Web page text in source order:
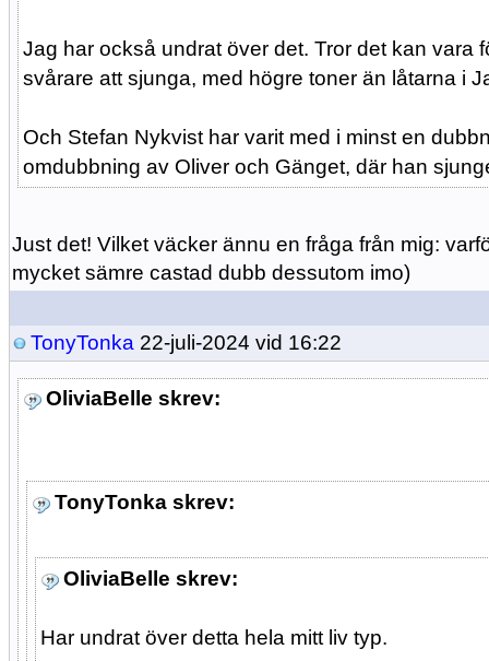
Jag har också undrat över det. Tror det kan vara
svårare att sjunga, med högre toner än låtarna i
Och Stefan Nykvist har varit med i minst en
omdubbning av Oliver och Gänget, där han
Just det! Vilket väcker ännu en fråga från mig:
mycket sämre castad dubb dessutom imo)
TonyTonka 22-juli-2024 vid 16:22
OliviaBelle skrev:
TonyTonka skrev:
OliviaBelle skrev:
Har undrat över detta hela mitt liv typ.